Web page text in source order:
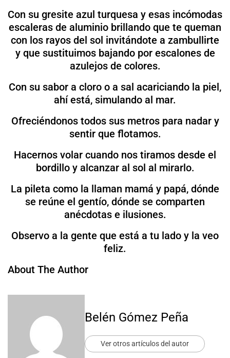
Con su gresite azul turquesa y esas incómodas
escaleras de aluminio brillando que te queman
con los rayos del sol invitándote a zambullirte
y que sustituimos bajando por escalones de
azulejos de colores.
Con su sabor a cloro o a sal acariciando la piel,
ahí está, simulando al mar.
Ofreciéndonos todos sus metros para nadar y
sentir que flotamos.
Hacernos volar cuando nos tiramos desde el
bordillo y alcanzar al sol al mirarlo.
La pileta como la llaman mamá y papá, dónde
se reúne el gentío, dónde se comparten
anécdotas e ilusiones.
Observo a la gente que está a tu lado y la veo
feliz.
About The Author
Belén Gómez Peña
Ver otros artículos del autor